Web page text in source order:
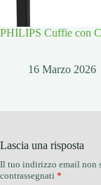
PHILIPS Cuffie con
16 Marzo 2026
Lascia una risposta
Il tuo indirizzo email non
contrassegnati *